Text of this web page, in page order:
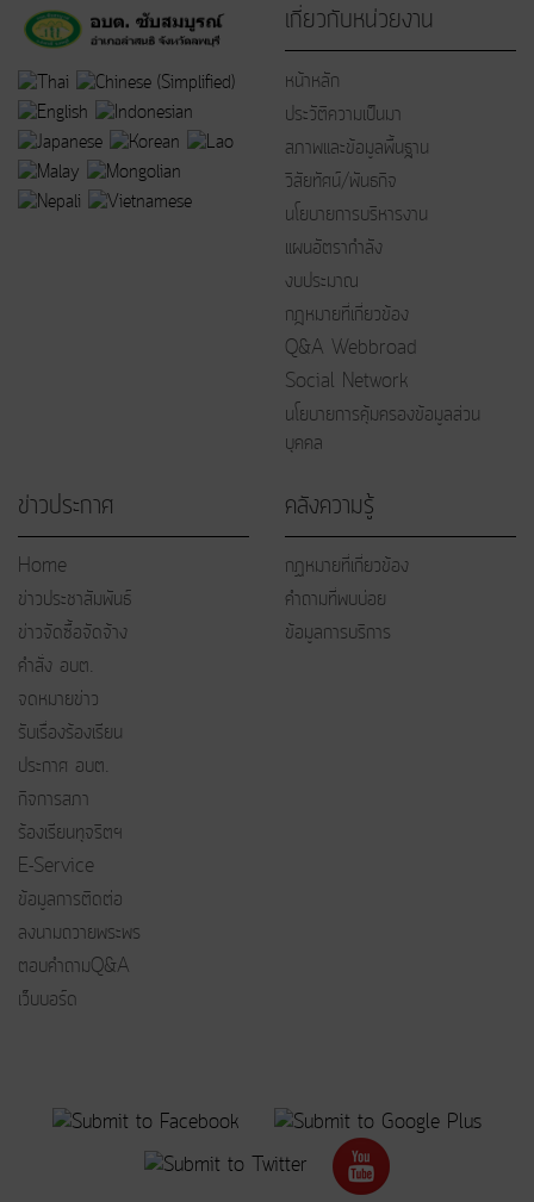
เกี่ยวกับหน่วยงาน
หน้าหลัก
ประวัติความเป็นมา
สภาพและข้อมูลพื้นฐาน
วิสัยทัศน์/พันธกิจ
นโยบายการบริหารงาน
แผนอัตรากำลัง
งบประมาณ
กฎหมายที่เกี่ยวข้อง
Q&A Webbroad
Social Network
นโยบายการคุ้มครองข้อมูลส่วน
บุคคล
ข่าวประกาศ
Home
ข่าวประชาสัมพันธ์
ข่าวจัดซื้อจัดจ้าง
คำสั่ง อบต.
จดหมายข่าว
รับเรื่องร้องเรียน
ประกาศ อบต.
กิจการสภา
ร้องเรียนทุจริตฯ
E-Service
ข้อมูลการติดต่อ
ลงนามถวายพระพร
ตอบคำถามQ&A
เว็บบอร์ด
คลังความรู้
กฏหมายที่เกี่ยวข้อง
คำถามที่พบบ่อย
ข้อมูลการบริการ